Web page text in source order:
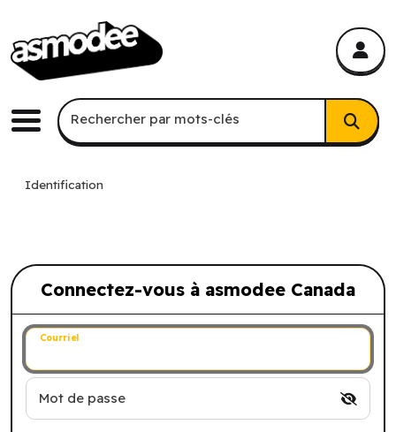
Menu
Recherche par mots-clés
Rechercher par mots-clés
Identification
Connectez-vous à asmodee Canada
Connectez-vous à asmodee Canada
Courriel
Mot de passe